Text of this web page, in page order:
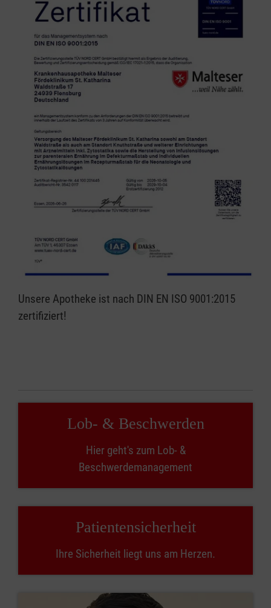
Unsere Apotheke ist nach DIN EN ISO 9001:2015
zertifiziert!
Lob- & Beschwerden
Hier geht's zum Lob- &
Beschwerdemanagement
Patientensicherheit
Ihre Sicherheit liegt uns am Herzen.